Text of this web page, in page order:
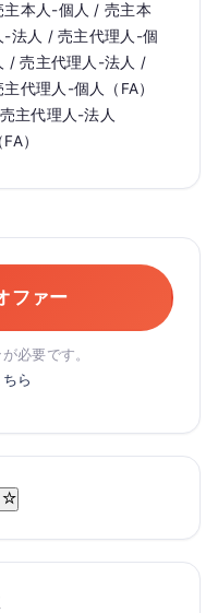
主本人-個人 / 売主本
-法人 / 売主代理人-個
/ 売主代理人-法人 /
主代理人-個人（FA）
主代理人-法人
FA）
ファー
必要です。
ら